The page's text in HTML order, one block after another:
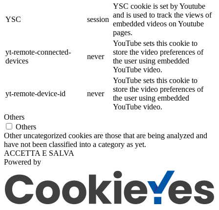
YSC session
YSC cookie is set by Youtube
and is used to track the views of
embedded videos on Youtube
pages.
yt-remote-connected-
devices
never
YouTube sets this cookie to
store the video preferences of
the user using embedded
YouTube video.
yt-remote-device-id never
YouTube sets this cookie to
store the video preferences of
the user using embedded
YouTube video.
Others
Others
Other uncategorized cookies are those that are being analyzed and
have not been classified into a category as yet.
ACCETTA E SALVA
Powered by